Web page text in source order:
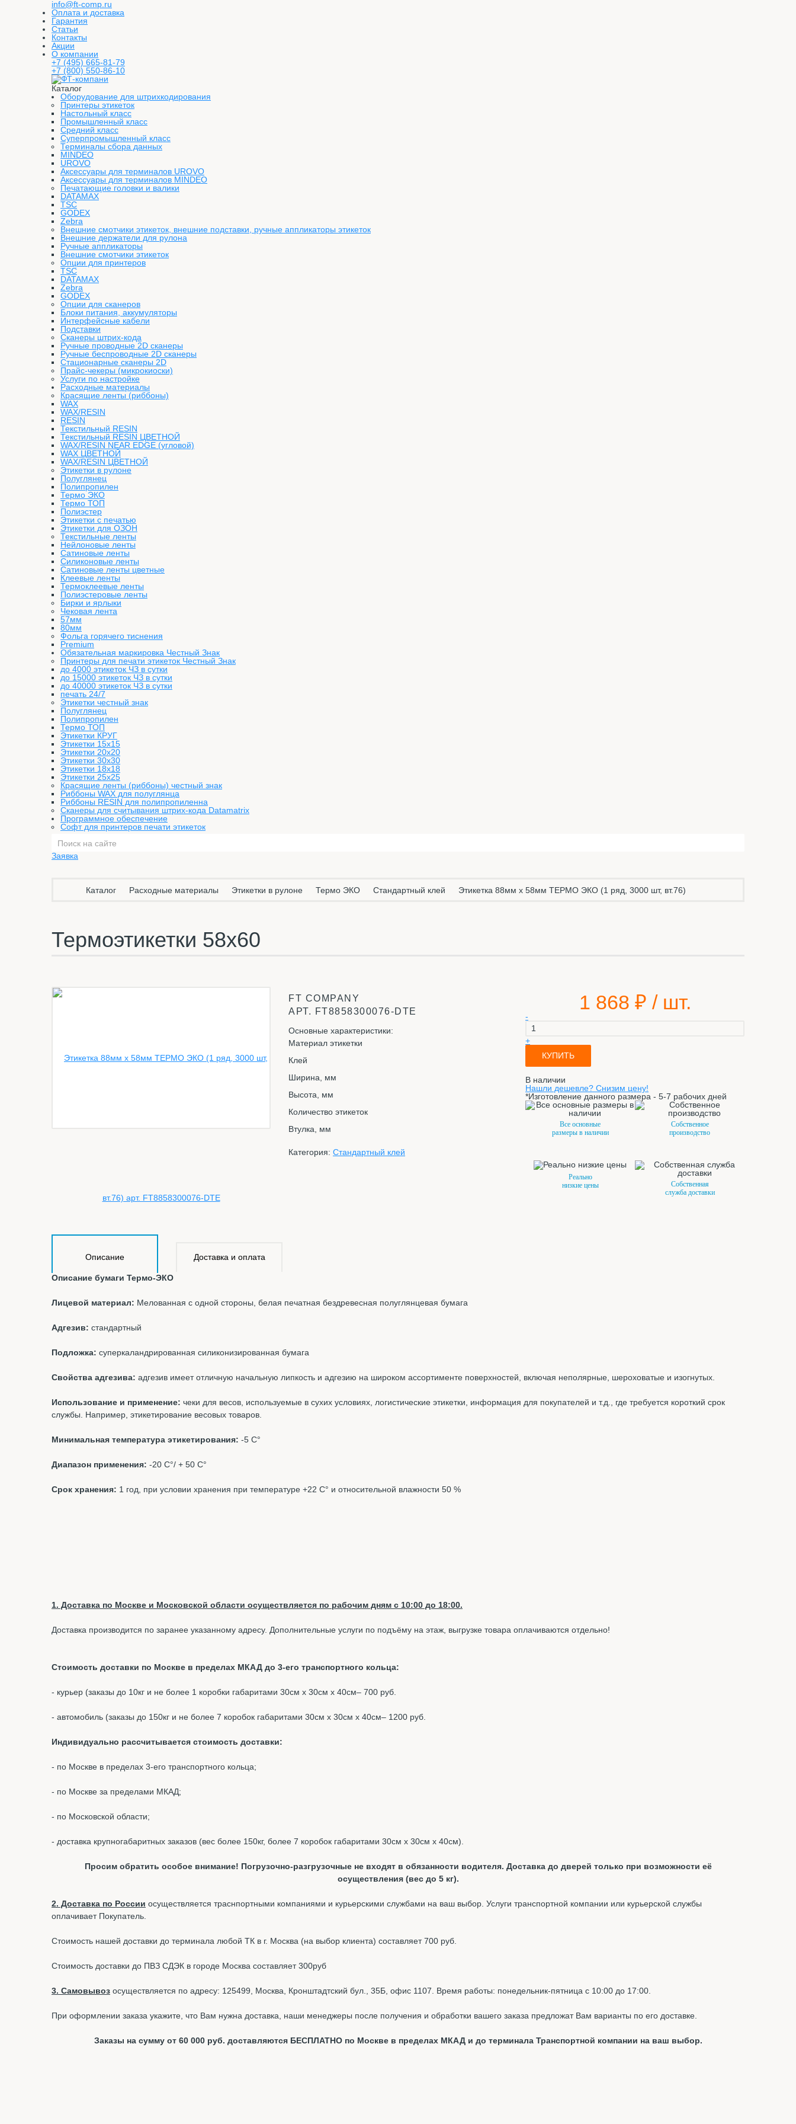
info@ft-comp.ru
Оплата и доставка
Гарантия
Статьи
Контакты
Акции
О компании
+7 (495) 665-81-79
+7 (800) 550-86-10
Каталог
Оборудование для штрихкодирования
Принтеры этикеток
Настольный класс
Промышленный класс
Средний класс
Суперпромышленный класс
Терминалы сбора данных
MINDEO
UROVO
Аксессуары для терминалов UROVO
Аксессуары для терминалов MINDEO
Печатающие головки и валики
DATAMAX
TSC
GODEX
Zebra
Внешние смотчики этикеток, внешние подставки, ручные аппликаторы этикеток
Внешние держатели для рулона
Ручные аппликаторы
Внешние смотчики этикеток
Опции для принтеров
TSC
DATAMAX
Zebra
GODEX
Опции для сканеров
Блоки питания, аккумуляторы
Интерфейсные кабели
Подставки
Сканеры штрих-кода
Ручные проводные 2D сканеры
Ручные беспроводные 2D сканеры
Стационарные сканеры 2D
Прайс-чекеры (микрокиоски)
Услуги по настройке
Расходные материалы
Красящие ленты (риббоны)
WAX
WAX/RESIN
RESIN
Текстильный RESIN
Текстильный RESIN ЦВЕТНОЙ
WAX/RESIN NEAR EDGE (угловой)
WAX ЦВЕТНОЙ
WAX/RESIN ЦВЕТНОЙ
Этикетки в рулоне
Полуглянец
Полипропилен
Термо ЭКО
Термо ТОП
Полиэстер
Этикетки с печатью
Этикетки для ОЗОН
Текстильные ленты
Нейлоновые ленты
Сатиновые ленты
Силиконовые ленты
Сатиновые ленты цветные
Клеевые ленты
Термоклеевые ленты
Полиэстеровые ленты
Бирки и ярлыки
Чековая лента
57мм
80мм
Фольга горячего тиснения
Premium
Обязательная маркировка Честный Знак
Принтеры для печати этикеток Честный Знак
до 4000 этикеток ЧЗ в сутки
до 15000 этикеток ЧЗ в сутки
до 40000 этикеток ЧЗ в сутки
печать 24/7
Этикетки честный знак
Полуглянец
Полипропилен
Термо ТОП
Этикетки КРУГ
Этикетки 15х15
Этикетки 20х20
Этикетки 30х30
Этикетки 18х18
Этикетки 25х25
Красящие ленты (риббоны) честный знак
Риббоны WAX для полуглянца
Риббоны RESIN для полипропиленна
Сканеры для считывания штрих-кода Datamatrix
Программное обеспечение
Софт для принтеров печати этикеток
Заявка
Каталог Расходные материалы Этикетки в рулоне Термо ЭКО Стандартный клей Этикетка 88мм х 58мм ТЕРМО ЭКО (1 ряд, 3000 шт, вт.76)
Термоэтикетки 58х60
FT COMPANY
АРТ. FT8858300076-DTE
Основные характеристики:
Материал этикетки
Клей
Ширина, мм
Высота, мм
Количество этикеток
Втулка, мм
Категория: Стандартный клей
1 868 ₽ / шт.
-
+
КУПИТЬ
В наличии
Нашли дешевле? Снизим цену!
*Изготовление данного размера - 5-7 рабочих дней
Все основные
размеры в наличии
Собственное
производство
Реально
низкие цены
Собственная
служба доставки
Описание Доставка и оплата
Описание бумаги Термо-ЭКО
Лицевой материал: Мелованная с одной стороны, белая печатная бездревесная полуглянцевая бумага
Адгезив: стандартный
Подложка: суперкаландрированная силиконизированная бумага
Свойства адгезива: адгезив имеет отличную начальную липкость и адгезию на широком ассортименте поверхностей, включая неполярные, шероховатые и изогнутых.
Использование и применение: чеки для весов, используемые в сухих условиях, логистические этикетки, информация для покупателей и т.д., где требуется короткий срок
службы. Например, этикетирование весовых товаров.
Минимальная температура этикетирования: -5 С°
Диапазон применения: -20 С°/ + 50 С°
Срок хранения: 1 год, при условии хранения при температуре +22 С° и относительной влажности 50 %
1. Доставка по Москве и Московской области осуществляется по рабочим дням с 10:00 до 18:00.
Доставка производится по заранее указанному адресу. Дополнительные услуги по подъёму на этаж, выгрузке товара оплачиваются отдельно!
Стоимость доставки по Москве в пределах МКАД до 3-его транспортного кольца:
- курьер (заказы до 10кг и не более 1 коробки габаритами 30см х 30см х 40см– 700 руб.
- автомобиль (заказы до 150кг и не более 7 коробок габаритами 30см х 30см х 40см– 1200 руб.
Индивидуально рассчитывается стоимость доставки:
- по Москве в пределах 3-его транспортного кольца;
- по Москве за пределами МКАД;
- по Московской области;
- доставка крупногабаритных заказов (вес более 150кг, более 7 коробок габаритами 30см х 30см х 40см).
Просим обратить особое внимание! Погрузочно-разгрузочные не входят в обязанности водителя. Доставка до дверей только при возможности её
осуществления (вес до 5 кг).
2. Доставка по России осуществляется траснпортными компаниями и курьерскими службами на ваш выбор. Услуги транспортной компании или курьерской службы
оплачивает Покупатель.
Стоимость нашей доставки до терминала любой ТК в г. Москва (на выбор клиента) составляет 700 руб.
Стоимость доставки до ПВЗ СДЭК в городе Москва составляет 300руб
3. Самовывоз осуществляется по адресу: 125499, Москва, Кронштадтский бул., 35Б, офис 1107. Время работы: понедельник-пятница с 10:00 до 17:00.
При оформлении заказа укажите, что Вам нужна доставка, наши менеджеры после получения и обработки вашего заказа предложат Вам варианты по его доставке.
Заказы на сумму от 60 000 руб. доставляются БЕСПЛАТНО по Москве в пределах МКАД и до терминала Транспортной компании на ваш выбор.